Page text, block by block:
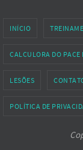
INÍCIO
CALCULORA DO PACE
LESÕES
POLÍTICA DE